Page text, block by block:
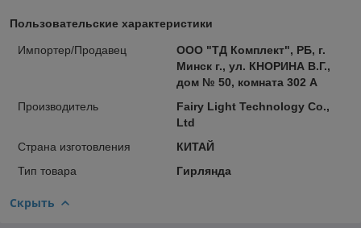
Пользовательские характеристики
Импортер/Продавец
ООО "ТД Комплект", РБ, г.
Минск г., ул. КНОРИНА В.Г.,
дом № 50, комната 302 А
Производитель
Fairy Light Technology Co.,
Ltd
Страна изготовления
КИТАЙ
Тип товара
Гирлянда
Скрыть